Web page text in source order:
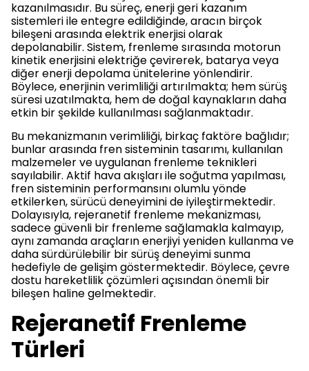
kazanılmasıdır. Bu süreç, enerji geri kazanım
sistemleri ile entegre edildiğinde, aracın birçok
bileşeni arasında elektrik enerjisi olarak
depolanabilir. Sistem, frenleme sırasında motorun
kinetik enerjisini elektriğe çevirerek, batarya veya
diğer enerji depolama ünitelerine yönlendirir.
Böylece, enerjinin verimliliği artırılmakta; hem sürüş
süresi uzatılmakta, hem de doğal kaynakların daha
etkin bir şekilde kullanılması sağlanmaktadır.
Bu mekanizmanın verimliliği, birkaç faktöre bağlıdır;
bunlar arasında fren sisteminin tasarımı, kullanılan
malzemeler ve uygulanan frenleme teknikleri
sayılabilir. Aktif hava akışları ile soğutma yapılması,
fren sisteminin performansını olumlu yönde
etkilerken, sürücü deneyimini de iyileştirmektedir.
Dolayısıyla, rejeranetif frenleme mekanizması,
sadece güvenli bir frenleme sağlamakla kalmayıp,
aynı zamanda araçların enerjiyi yeniden kullanma ve
daha sürdürülebilir bir sürüş deneyimi sunma
hedefiyle de gelişim göstermektedir. Böylece, çevre
dostu hareketlilik çözümleri açısından önemli bir
bileşen haline gelmektedir.
Rejeranetif Frenleme
Türleri